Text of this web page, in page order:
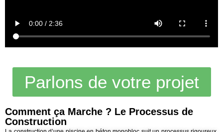
Parlons de votre projet
Comment ça Marche ? Le Processus de
Construction